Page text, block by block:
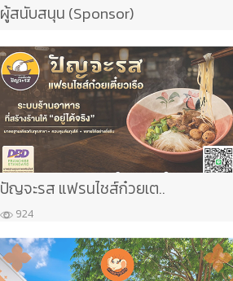
ผู้สนับสนุน (Sponsor)
ปัญจะรส แฟรนไชส์ก๋วยเต..
924